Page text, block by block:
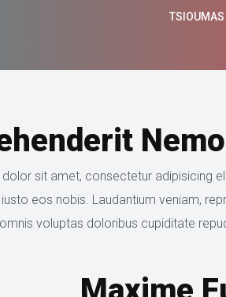
sit amet, consectetur adipisicing
eos nobis. Laudantium veniam,
voluptas doloribus cupiditate